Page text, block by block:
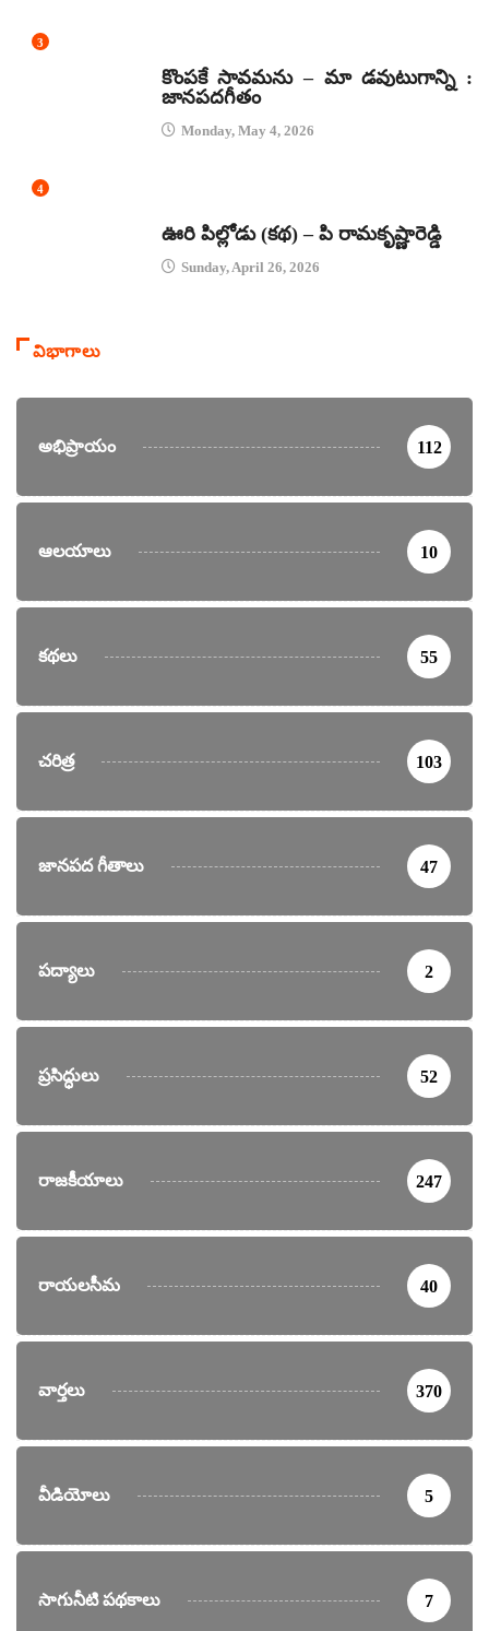
3
కొంపకే సావమను – మా డవుటుగాన్ని :
జానపదగీతం
Monday, May 4, 2026
4
ఊరి పిల్లోడు (కథ) – పి రామకృష్ణారెడ్డి
Sunday, April 26, 2026
విభాగాలు
అభిప్రాయం 112
ఆలయాలు 10
కథలు 55
చరిత్ర 103
జానపద గీతాలు 47
పద్యాలు 2
ప్రసిద్ధులు 52
రాజకీయాలు 247
రాయలసీమ 40
వార్తలు 370
వీడియోలు 5
సాగునీటి పథకాలు 7